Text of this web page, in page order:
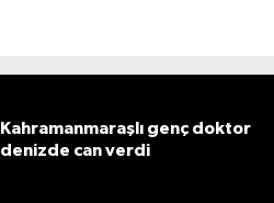
Kahramanmaraşlı genç doktor
denizde can verdi